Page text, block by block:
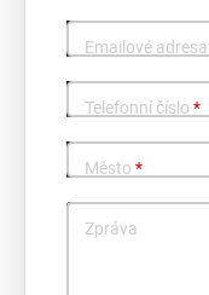
Emailové adresa
Telefonní číslo *
Město *
Zpráva